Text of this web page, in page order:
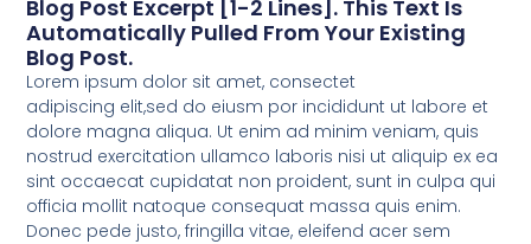
Blog Post Excerpt [1-2 Lines]. This Text Is
Automatically Pulled From Your Existing
Blog Post.
Lorem ipsum dolor sit amet, consectet
adipiscing elit,sed do eiusm por incididunt ut labore et
dolore magna aliqua. Ut enim ad minim veniam, quis
nostrud exercitation ullamco laboris nisi ut aliquip ex ea
sint occaecat cupidatat non proident, sunt in culpa qui
officia mollit natoque consequat massa quis enim.
Donec pede justo, fringilla vitae, eleifend acer sem